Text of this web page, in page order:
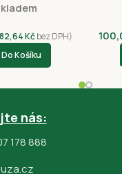
82,64Kčbez DPH)
Košíku
nás:
178 888